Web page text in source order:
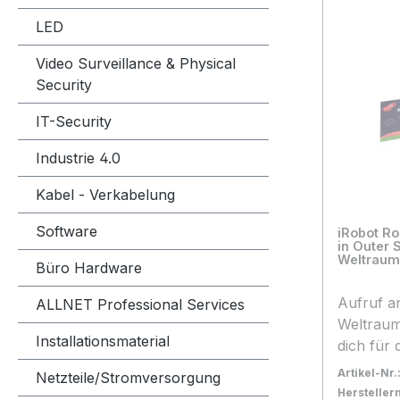
LED
Video Surveillance & Physical
Security
IT-Security
Industrie 4.0
Kabel - Verkabelung
Software
Büro Hardware
ALLNET Professional Services
Installationsmaterial
Netzteile/Stromversorgung
Root®
nutzen.
zu
Verfügung
vertikal
ist viel
ist ein
mit dem
Sensor,
einem
Der
Home
auch
Dollar
Um die
I²C Bus
lernst du
von dir
iRobot
in Outer
Weltraum
Aufruf
dich für
Root™
Artikel-Nr.: